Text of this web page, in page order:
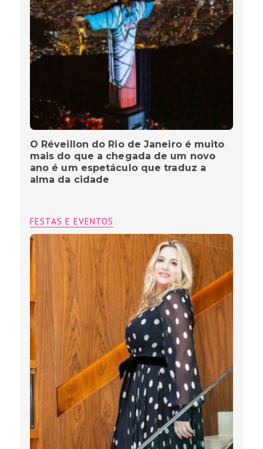
O Réveillon do Rio de Janeiro é muito
mais do que a chegada de um novo
ano é um espetáculo que traduz a
alma da cidade
FESTAS E EVENTOS